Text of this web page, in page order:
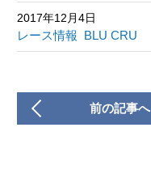
2017年12月4日
レース情報 BLU CRU
前の記事へ